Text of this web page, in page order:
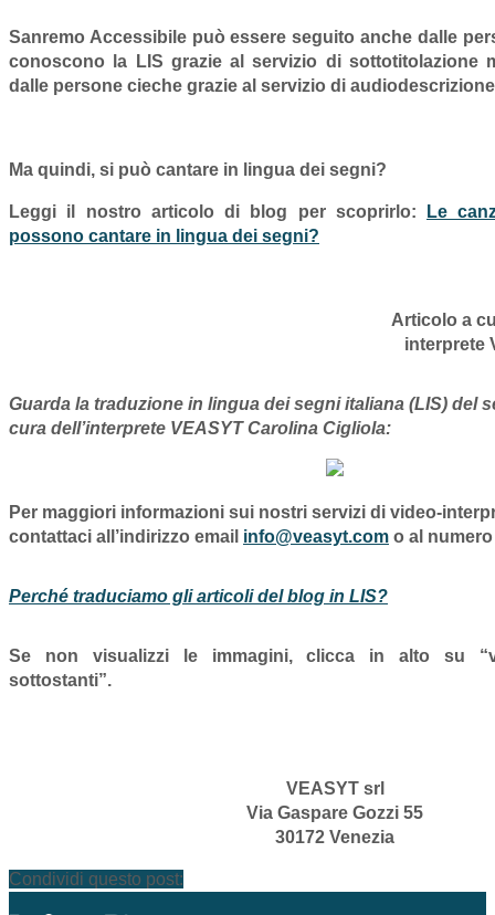
Sanremo Accessibile può essere seguito anche dalle
conoscono la LIS grazie alservizio di sottotitolazione
dalle persone cieche grazie al servizio di audiodescrizione
Ma quindi, si può cantare in lingua dei segni?
Leggi il nostro articolo di blog per scoprirlo:
Le
possono cantare in lingua dei segni?
Articolo a
interprete
Guarda la traduzione in lingua dei segni italiana (LIS) del
cura dell’interprete VEASYT Carolina Cigliola:
Per maggiori informazioni sui nostri servizi di video-
contattaci all’indirizzo email info@veasyt.com o al numero
Perché traduciamo gli articoli del blog in LIS?
Se non visualizzi le immagini, clicca in alto su
sottostanti”.
VEASYT srl
Via Gaspare Gozzi 55
30172 Venezia
Condividi questo post: